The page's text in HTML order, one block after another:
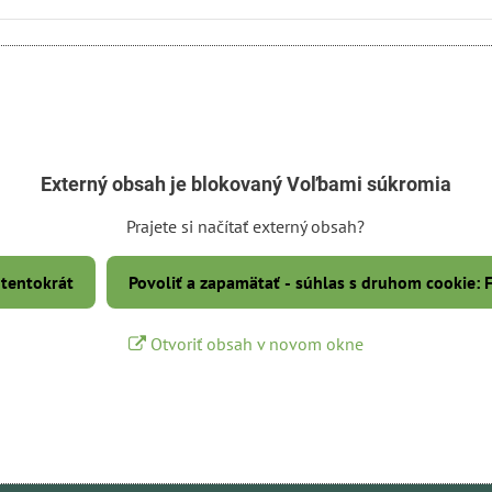
Externý obsah je blokovaný Voľbami súkromia
Prajete si načítať externý obsah?
Povoliť a zapamätať - súhlas s druhom cookie:
Otvoriť obsah v novom okne